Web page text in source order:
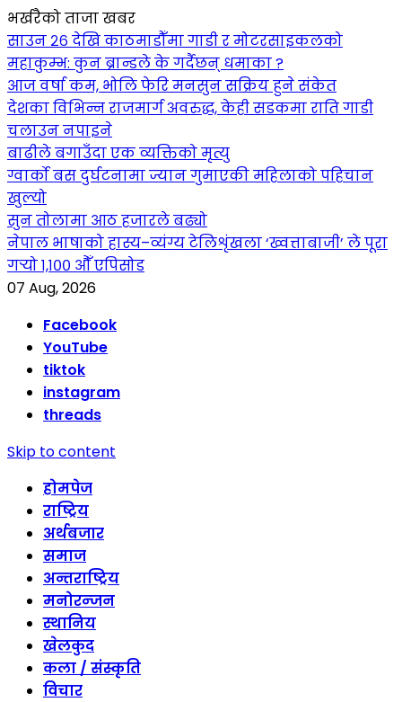
भर्खरैको ताजा खबर
साउन २६ देखि काठमाडौँमा गाडी र मोटरसाइकलको
महाकुम्भ: कुन ब्रान्डले के गर्दैछन् धमाका ?
आज वर्षा कम, भोलि फेरि मनसुन सक्रिय हुने संकेत
देशका विभिन्न राजमार्ग अवरुद्ध, केही सडकमा राति गाडी
चलाउन नपाइने
बाढीले बगाउँदा एक व्यक्तिको मृत्यु
ग्वार्को बस दुर्घटनामा ज्यान गुमाएकी महिलाको पहिचान
खुल्यो
सुन तोलामा आठ हजारले बढ्यो
नेपाल भाषाको हास्य–व्यंग्य टेलिशृंखला ‘ख्वत्ताबाजी’ ले पूरा
गर्‍यो १,१०० औँ एपिसोड
07 Aug, 2026
Facebook
YouTube
tiktok
instagram
threads
Skip to content
होमपेज
राष्ट्रिय
अर्थबजार
समाज
अन्तराष्ट्रिय
मनोरन्जन
स्थानिय
खेलकुद
कला / संस्कृति
विचार